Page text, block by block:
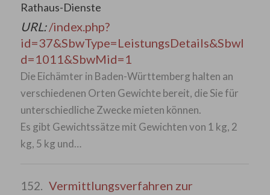
Rathaus-Dienste
URL:/index.php?
id=37&SbwType=LeistungsDetails&SbwI
d=1011&SbwMid=1
Die Eichämter in Baden-Württemberg halten an
verschiedenen Orten Gewichte bereit, die Sie für
unterschiedliche Zwecke mieten können.
Es gibt Gewichtssätze mit Gewichten von 1 kg, 2
kg, 5 kg und…
152. Vermittlungsverfahren zur